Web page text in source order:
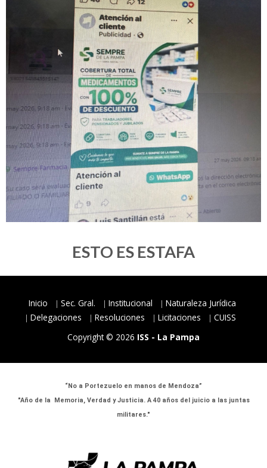
ESTO ES ESTAFA
Inicio Sec. Gral. Institucional
Naturaleza Jurídica
Delegaciones
Resoluciones Licitaciones
CUISS
Copyright © 2026 ISS - La Pampa
“No a Portezuelo en manos de Mendoza”
"Año de la Memoria, Verdad y Justicia. A 40 años del juicio a las juntas
militares."